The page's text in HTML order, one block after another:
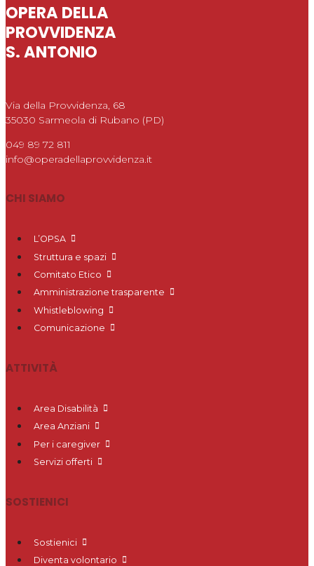
OPERA DELLA
PROVVIDENZA
S. ANTONIO
Via della Provvidenza, 68
35030 Sarmeola di Rubano (PD)
049 89 72 811
info@operadellaprovvidenza.it
CHI SIAMO
L’OPSA
Struttura e spazi
Comitato Etico
Amministrazione trasparente
Whistleblowing
Comunicazione
ATTIVITÀ
Area Disabilità
Area Anziani
Per i caregiver
Servizi offerti
SOSTIENICI
Sostienici
Diventa volontario